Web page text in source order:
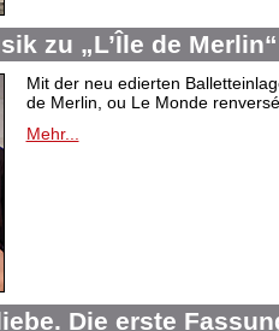
zu „L’Île de Merlin“
Mit der neu edierten
de Merlin, ou Le Monde
Mehr...
Die erste